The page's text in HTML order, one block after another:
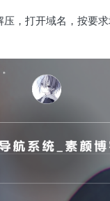
，打开域名，按要